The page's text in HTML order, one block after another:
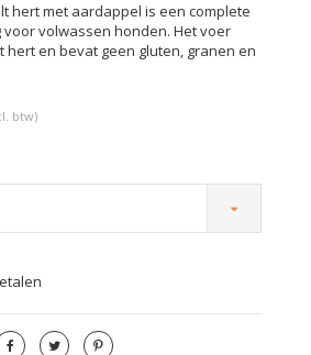
hert met aardappel is een complete
volwassen honden. Het voer
hert en bevat geen gluten, granen en
btw)